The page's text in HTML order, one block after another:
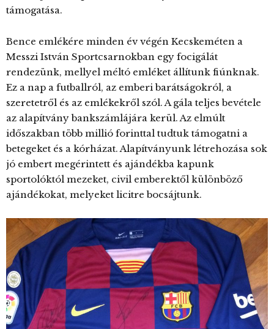
támogatása.
Bence emlékére minden év végén Kecskeméten a
Messzi István Sportcsarnokban egy focigálát
rendezünk, mellyel méltó emléket állítunk fiúnknak.
Ez a nap a futballról, az emberi barátságokról, a
szeretetről és az emlékekről szól. A gála teljes bevétele
az alapítvány bankszámlájára kerül. Az elmúlt
időszakban több millió forinttal tudtuk támogatni a
betegeket és a kórházat. Alapítványunk létrehozása sok
jó embert megérintett és ajándékba kapunk
sportolóktól mezeket, civil emberektől különböző
ajándékokat, melyeket licitre bocsájtunk.